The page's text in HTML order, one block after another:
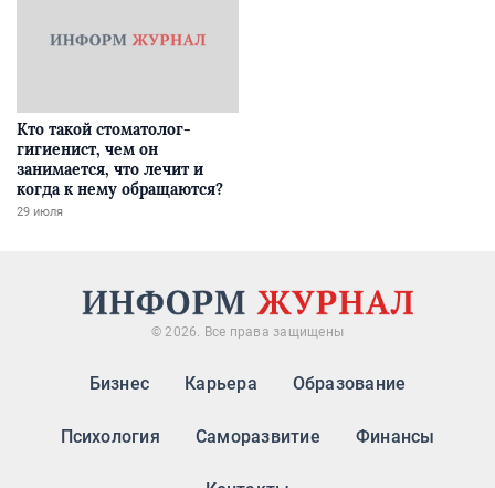
Кто такой стоматолог-
гигиенист, чем он
занимается, что лечит и
когда к нему обращаются?
29 июля
© 2026. Все права защищены
Бизнес Карьера Образование
Психология Саморазвитие Финансы